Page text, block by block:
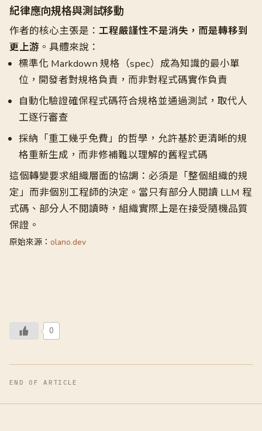
紀律應向規格與測試移動
作者的核心主張是： 工程嚴謹性不是消失，而是轉移到
更上游 。具體來說：
標準化 Markdown 規格（spec）成為知識的最小單
位，開發者對規格負責，而非對程式碼實作負責
自動化驗證確保程式碼符合規格並通過測試，取代人
工逐行審查
採納「重工幾乎免費」的哲學，允許基於更清晰的規
格重新生成，而非修補難以理解的舊程式碼
這個轉變要求組織層面的協調：必須是「整個組織的規
定」而非個別工程師的決定。當只有部分人閱讀 LLM 程
式碼、部分人不閱讀時，組織實際上是在接受隨機品質
保證。
原始來源： olano.dev
0
END OF ARTICLE